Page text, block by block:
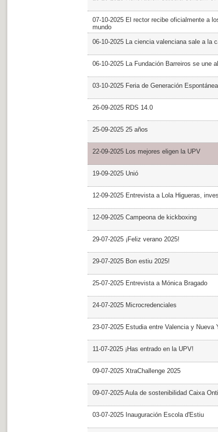
07-10-2025 El rector recibe oficialmente a
mundo
06-10-2025 La ciencia valenciana sale a la
06-10-2025 La Fundación Barreiros se une
03-10-2025 Feria de Generación Espontánea
26-09-2025 RDS 14.0
25-09-2025 25 años
22-09-2025 Los mejores eligen la UPV
19-09-2025 Unió
12-09-2025 Entrevista a Lola Higueras,
12-09-2025 Campeona de kickboxing
29-07-2025 ¡Feliz verano 2025!
29-07-2025 Bon estiu 2025!
25-07-2025 Entrevista a Mónica Bragado
24-07-2025 Microcredenciales
23-07-2025 Estudia entre Valencia y Nueva
11-07-2025 ¡Has entrado en la UPV!
09-07-2025 XtraChallenge 2025
09-07-2025 Aula de sostenibilidad Caixa
03-07-2025 Inauguración Escola d'Estiu